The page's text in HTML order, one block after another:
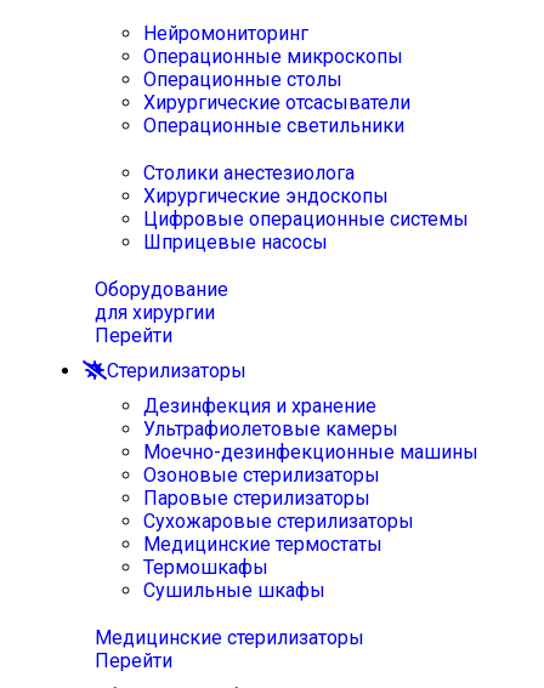
Нейромониторинг
Операционные микроскопы
Операционные столы
Хирургические отсасыватели
Операционные светильники
Столики анестезиолога
Хирургические эндоскопы
Цифровые операционные системы
Шприцевые насосы
Оборудование
для хирургии
Перейти
Стерилизаторы
Дезинфекция и хранение
Ультрафиолетовые камеры
Моечно-дезинфекционные машины
Озоновые стерилизаторы
Паровые стерилизаторы
Сухожаровые стерилизаторы
Медицинские термостаты
Термошкафы
Сушильные шкафы
Медицинские стерилизаторы
Перейти